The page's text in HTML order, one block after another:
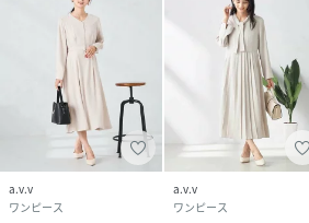
a.v.v
ワンピース
a.v.v
ワンピース